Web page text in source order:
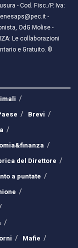
- Cod. Fisc./P. Iva:
-
OdG Molise -
Le collaborazioni
e Gratuito. ©
Brevi
del Direttore
a puntate
Mafie